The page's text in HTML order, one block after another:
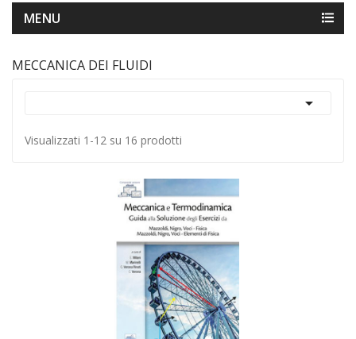
MENU
MECCANICA DEI FLUIDI

Visualizzati 1-12 su 16 prodotti